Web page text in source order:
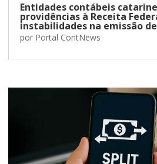
Entidades contábeis
providências à Receita
instabilidades na emissão de
por Portal ContNews